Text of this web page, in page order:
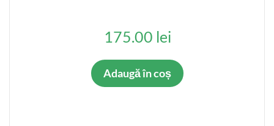
Standarde armonizate175.00 lei
Adaugă în coș